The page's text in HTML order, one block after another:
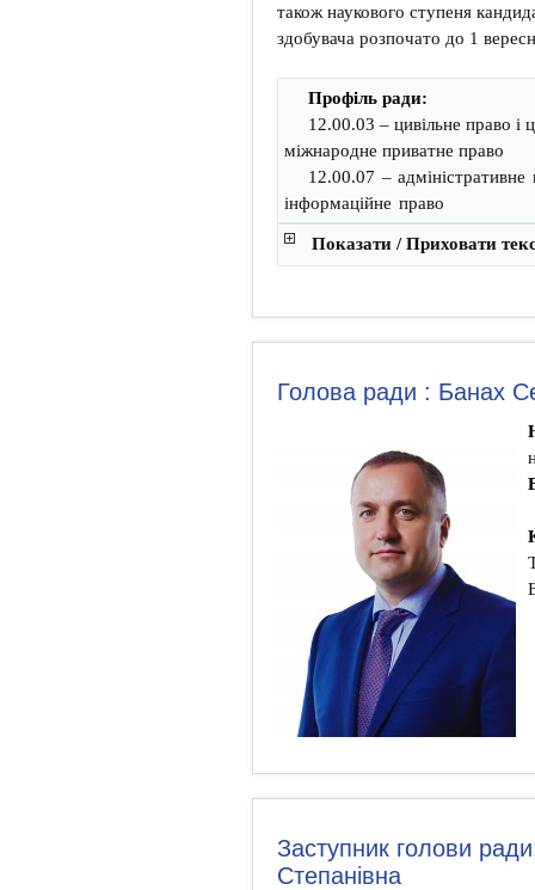
також наукового ступеня
здобувача розпочато до 1
Профіль ради:
12.00.03 – цивільне право і
міжнародне приватне право
12.00.07 –
інформаційне право
Показати / Приховати
Голова ради : Банах
Заступник голови
Степанівна